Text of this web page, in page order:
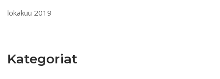
lokakuu 2019
Kategoriat